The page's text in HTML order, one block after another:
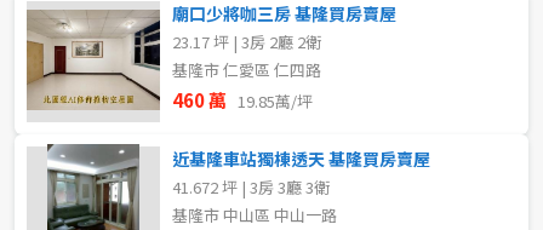
廟口少將咖三房 基隆買房賣屋
23.17 坪 | 3房 2廳 2衛
基隆市 仁愛區 仁四路
460 萬 19.85萬/坪
近基隆車站獨棟透天 基隆買房賣屋
41.672 坪 | 3房 3廳 3衛
基隆市 中山區 中山一路